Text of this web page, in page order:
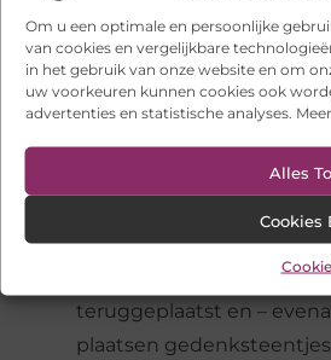
Om u een optimale en persoonlijke
van cookies en vergelijkbare
in het gebruik van onze website en om
uw voorkeuren kunnen cookies ook
advertenties en statistische analyses.
Alles
Cookies
Aloysius Averdieck
Rotterdam – Op initiatief
Comité Loods 24 zijn 408
geplaatst (onder andere
Isaac Lipschits en de
Cohen). Vier
Vreewijk. Al enkele
Struikelstenen gestolen.
teruggeplaatst en –
plaatsen